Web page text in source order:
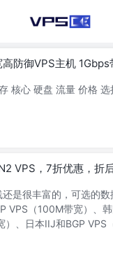
防御VPS主机 1Gbps
VPS，7折优惠，折
是很丰富的，可选的
VPS（100M带宽）、
）、日本IIJ和BGP VPS